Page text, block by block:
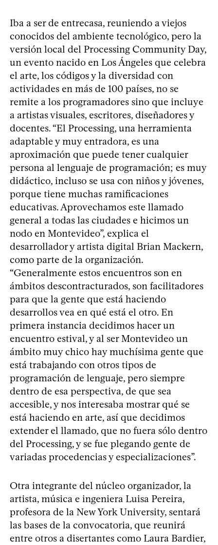
Iba a ser de entrecasa, reuniendo a viejos
conocidos del ambiente tecnológico, pero la
versión local del Processing Community Day,
un evento nacido en Los Ángeles que celebra
el arte, los códigos y la diversidad con
actividades en más de 100 países, no se
remite a los programadores sino que incluye
a artistas visuales, escritores, diseñadores y
docentes. “El Processing, una herramienta
adaptable y muy entradora, es una
aproximación que puede tener cualquier
persona al lenguaje de programación; es muy
didáctico, incluso se usa con niños y jóvenes,
porque tiene muchas ramificaciones
educativas. Aprovechamos este llamado
general a todas las ciudades e hicimos un
nodo en Montevideo”, explica el
desarrollador y artista digital Brian Mackern,
como parte de la organización.
“Generalmente estos encuentros son en
ámbitos descontracturados, son facilitadores
para que la gente que está haciendo
desarrollos vea en qué está el otro. En
primera instancia decidimos hacer un
encuentro estival, y al ser Montevideo un
ámbito muy chico hay muchísima gente que
está trabajando con otros tipos de
programación de lenguaje, pero siempre
dentro de esa perspectiva, de que sea
accesible, y nos interesaba mostrar qué se
está haciendo en arte, así que decidimos
extender el llamado, que no fuera sólo dentro
del Processing, y se fue plegando gente de
variadas procedencias y especializaciones”.
Otra integrante del núcleo organizador, la
artista, música e ingeniera Luisa Pereira,
profesora de la New York University, sentará
las bases de la convocatoria, que reunirá
entre otros a disertantes como Laura Bardier,